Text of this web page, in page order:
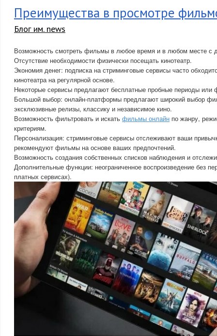
Преимущества в просмотре
Блог им. news
Возможность смотреть фильмы в любое время и в любом месте с
Отсутствие необходимости физически посещать кинотеатр.
Экономия денег: подписка на стриминговые сервисы часто
кинотеатра на регулярной основе.
Некоторые сервисы предлагают бесплатные пробные периоды или
Большой выбор: онлайн-платформы предлагают широкий выбор
эксклюзивные релизы, классику и независимое кино.
Возможность фильтровать и искать фильмы онлайн по жанру,
критериям.
Персонализация: стриминговые сервисы отслеживают ваши
рекомендуют фильмы на основе ваших предпочтений.
Возможность создания собственных списков наблюдения и
Дополнительные функции: неограниченное воспроизведение без
платных сервисах).